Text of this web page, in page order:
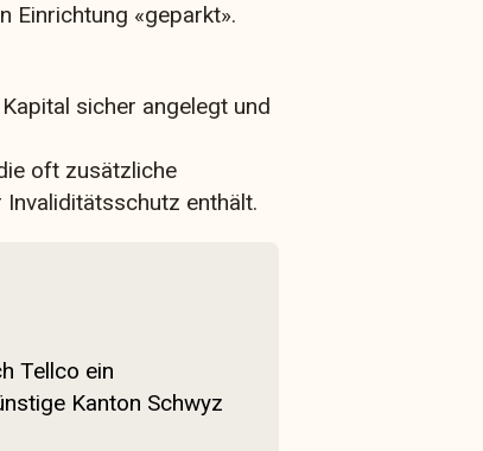
Einrichtung «geparkt».
sicher angelegt und
oft zusätzliche
enthält.
Tellco ein
Kanton Schwyz